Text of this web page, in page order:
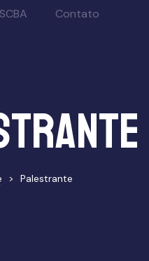
SCBA
Contato
> Palestrante